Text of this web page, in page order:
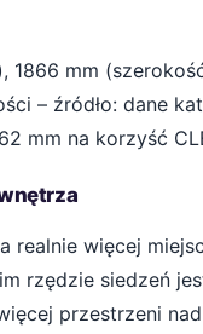
1866 mm
– źródło: dane
mm na korzyść
realnie więcej
rzędzie siedzeń
przestrzeni